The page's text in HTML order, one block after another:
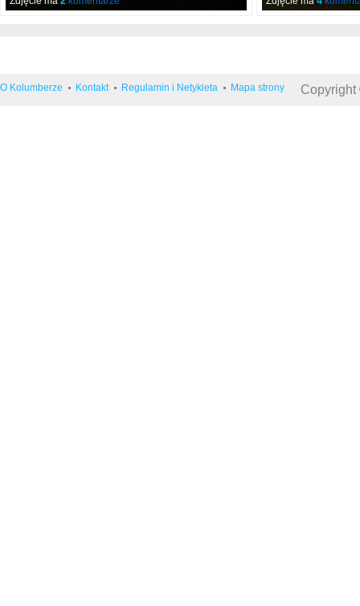
O Kolumberze Kontakt Regulamin i Netykieta Mapa strony